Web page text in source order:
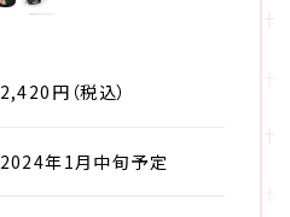
2,420円（税込）
2024年1月中旬予定